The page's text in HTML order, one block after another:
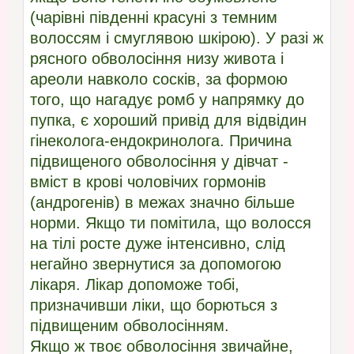
(чарівні південні красуні з темним
волоссям і смуглявою шкірою). У разі ж
рясного обволосіння низу живота і
ареоли навколо сосків, за формою
того, що нагадує ромб у напрямку до
пупка, є хороший привід для відвідин
гінеколога-ендокринолога. Причина
підвищеного обволосіння у дівчат -
вміст в крові чоловічих гормонів
(андрогенів) в межах значно більше
норми. Якщо ти помітила, що волосся
на тілі росте дуже інтенсивно, слід
негайно звернутися за допомогою
лікаря. Лікар допоможе тобі,
призначивши ліки, що борються з
підвищеним обволосінням.
Якщо ж твоє обволосіння звичайне,